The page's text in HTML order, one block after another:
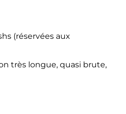
(réservées aux
très longue, quasi brute,